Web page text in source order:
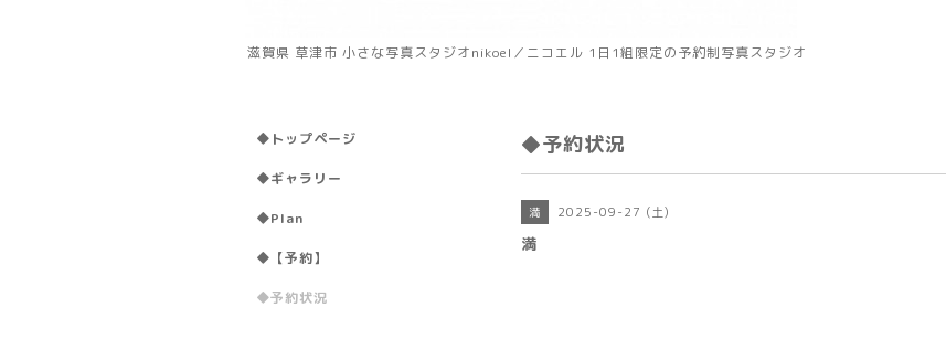
滋賀県 草津市 小さな写真スタジオnikoel／ニコエル 1日1組限定の予約制写真スタジオ
◆予約状況
満 2025-09-27 (土)
満
◆トップページ
◆ギャラリー
◆Plan
◆【予約】
◆予約状況